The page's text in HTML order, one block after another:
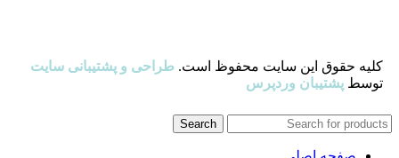
کلیه حقوق این سایت محفوظ است. طراحی و پشتیبانی سایت
توسط پشتیبان وردپرس
Search